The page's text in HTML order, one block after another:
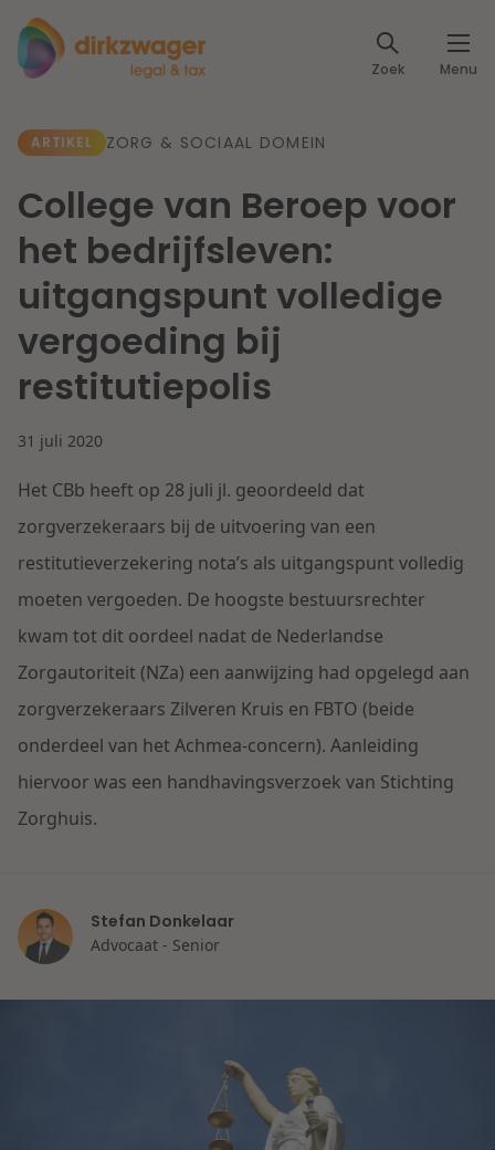
Zoek Menu
Expertises
Fiscaal
Arbeid & Pensioen
IT & Privacy
IE & Innovatie
Herstructurering & Insolventie
Energie
Zorg & Sociaal domein
Vastgoed
Overheid & Omgeving
Aansprakelijkheid & Verzekering
Lees meer
Dichtbij een toekomstbestendige zorg
woningbouw
Lees meer
Dichtbij de wendbare onderneming
Artikelen
Klantcases
Events
Specialisten
Over ons
Internationale partners
Nieuws
Werken bij
Contact
Nederlands
ARTIKEL ZORG & SOCIAAL DOMEIN
College van Beroep voor
het bedrijfsleven:
uitgangspunt volledige
vergoeding bij
restitutiepolis
31 juli 2020
Het CBb heeft op 28 juli jl. geoordeeld dat
zorgverzekeraars bij de uitvoering van een
restitutieverzekering nota’s als uitgangspunt volledig
moeten vergoeden. De hoogste bestuursrechter
kwam tot dit oordeel nadat de Nederlandse
Zorgautoriteit (NZa) een aanwijzing had opgelegd aan
zorgverzekeraars Zilveren Kruis en FBTO (beide
onderdeel van het Achmea-concern). Aanleiding
hiervoor was een handhavingsverzoek van Stichting
Zorghuis.
Stefan Donkelaar
Advocaat - Senior